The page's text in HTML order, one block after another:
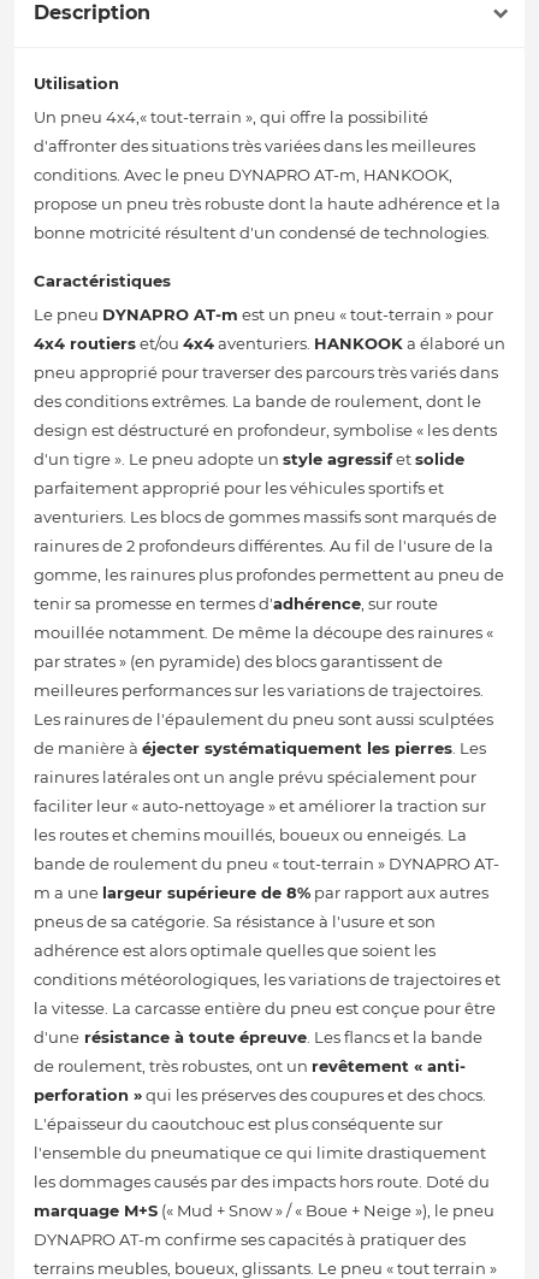
Description
Utilisation
Un pneu 4x4,« tout-terrain », qui offre la possibilité
d'affronter des situations très variées dans les meilleures
conditions. Avec le pneu DYNAPRO AT-m, HANKOOK,
propose un pneu très robuste dont la haute adhérence et la
bonne motricité résultent d'un condensé de technologies.
Caractéristiques
Le pneu DYNAPRO AT-m est un pneu « tout-terrain » pour
4x4 routierset/ou 4x4aventuriers. HANKOOKa élaboré un
pneu approprié pour traverser des parcours très variés dans
des conditions extrêmes. La bande de roulement, dont le
design est déstructuré en profondeur, symbolise « les dents
d'un tigre ». Le pneu adopte un style agressifetsolide
parfaitement approprié pour les véhicules sportifs et
aventuriers. Les blocs de gommes massifs sont marqués de
rainures de 2 profondeurs différentes. Au fil de l'usure de la
gomme, les rainures plus profondes permettent au pneu de
tenir sa promesse en termes d'adhérence, sur route
mouillée notamment. De même la découpe des rainures «
par strates » (en pyramide) des blocs garantissent de
meilleures performances sur les variations de trajectoires.
Les rainures de l'épaulement du pneu sont aussi sculptées
de manière à éjecter systématiquement les pierres. Les
rainures latérales ont un angle prévu spécialement pour
faciliter leur « auto-nettoyage » et améliorer la traction sur
les routes et chemins mouillés, boueux ou enneigés. La
bande de roulement du pneu « tout-terrain » DYNAPRO AT-
m a une largeur supérieure de 8% par rapport aux autres
pneus de sa catégorie. Sa résistance à l'usure et son
adhérence est alors optimale quelles que soient les
conditions météorologiques, les variations de trajectoires et
la vitesse. La carcasse entière du pneu est conçue pour être
d'une résistance à toute épreuve. Les flancs et la bande
de roulement, très robustes, ont un revêtement « anti-
perforation »qui les préserves des coupures et des chocs.
L'épaisseur du caoutchouc est plus conséquente sur
l'ensemble du pneumatique ce qui limite drastiquement
les dommages causés par des impacts hors route. Doté du
marquage M+S (« Mud + Snow » / « Boue + Neige »), le pneu
DYNAPRO AT-m confirme ses capacités à pratiquer des
terrains meubles, boueux, glissants. Le pneu « tout terrain »